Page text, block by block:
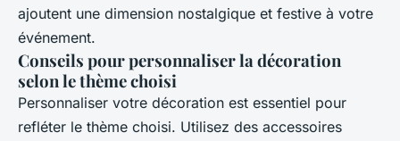
ajoutent une dimension nostalgique et festive à votre
événement.
Conseils pour personnaliser la décoration
selon le thème choisi
Personnaliser votre décoration est essentiel pour
refléter le thème choisi. Utilisez des accessoires